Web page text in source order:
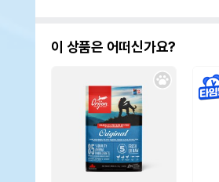
이 상품은 어떠신가요?